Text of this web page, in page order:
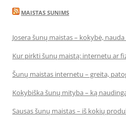
MAISTAS SUNIMS
Josera šunų maistas – kokybė,
Kur pirkti šunų maistą: internetu ar
Šunų maistas internetu – greita,
Kokybiška šunų mityba – ką
Sausas šunų maistas – iš kokių